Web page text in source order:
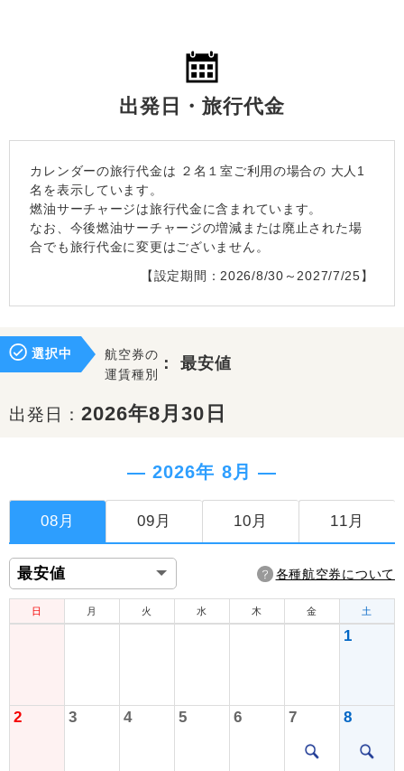
出発日・旅行代金
カレンダーの旅行代金は ２名１室 ご利用の場合の 大人1
名を表示しています。
燃油サーチャージは旅行代金に含まれています。
なお、今後燃油サーチャージの増減または廃止された場
合でも旅行代金に変更はございません。
【設定期間：2026/8/30～2027/7/25】
選択中
航空券の
運賃種別
：最安値
出発日： 2026年8月30日
― 2026年 8月 ―
08月 09月 10月 11月
各種航空券について
日 月 火 水 木 金 土
1
2 3 4 5 6 7 8